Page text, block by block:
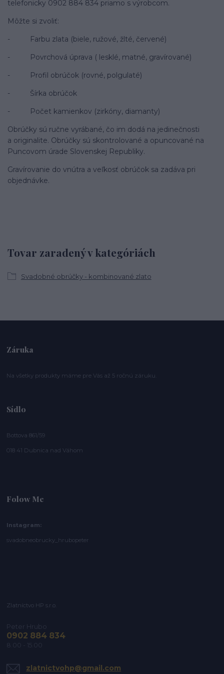
telefonicky 0902 884 834 priamo s výrobcom.
Môžte si zvoliť:
- Farbu zlata (biele, ružové, žlté, červené)
- Povrchová úprava ( lesklé, matné, gravírované)
- Profil obrúčok (rovné, polgulaté)
- Šírka obrúčok
- Počet kamienkov (zirkóny, diamanty)
Obrúčky sú ručne vyrábané, čo im dodá na jedinečnosti
a originalite. Obrúčky sú skontrolované a opuncované na
Puncovom úrade Slovenskej Republiky.
Gravírovanie do vnútra a veľkosť obrúčok sa zadáva pri
objednávke.
Tovar zaradený v kategóriách
Svadobné obrúčky - kombinované zlato
Záruka
Na všetky produkty máme pre Vás až 5 ročnú záruku.
Sídlo
Bottova 861/59
018 41 Dubnica nad Váhom
Folow Me
Instagram:
svadobneobrucky_hrubopeter
Zlatníctvo HP s.r.o.
Peter Hrubo
0902 884 834
8.00 - 15.00
zlatnictvohp@gmail.com